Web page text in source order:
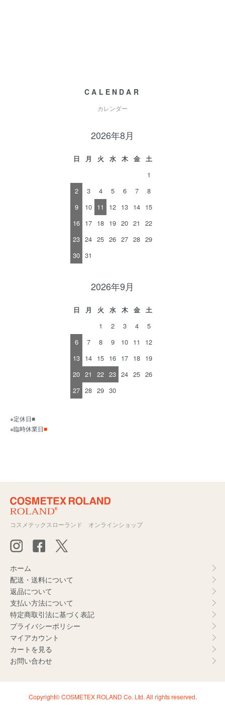
CALENDAR
カレンダー
2026年8月
日 月 火 水 木 金
土
1
2
3 4 5 6 7
8
9
10 11 12 13 14 15
16 17 18 19 20 21
22
23 24 25 26 27 28 29
30 31
2026年9月
日 月 火 水 木 金
土
1
2 3 4
5
6
7 8 9 10 11
12
13 14 15 16 17 18 19
20 21 22 23 24 25 26
27 28 29 30
※定休日■
※臨時休業日■
コスメテックスローランド オンラインショップ
ホーム
配送・送料について
返品について
支払い方法について
特定商取引法に基づく表記
プライバシーポリシー
マイアカウント
カートを見る
お問い合わせ
Copyright© COSMETEX ROLAND Co. Ltd. All rights reserved.